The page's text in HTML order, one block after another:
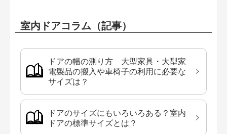
室内ドアコラム（記事）
ドアの幅の測り方 大型家具・大型家
電製品の搬入や車椅子の利用に必要な
サイズは？
ドアのサイズにもいろいろある？室内
ドアの標準サイズとは？